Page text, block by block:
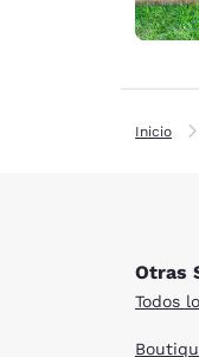
Inicio
Otras
Todos